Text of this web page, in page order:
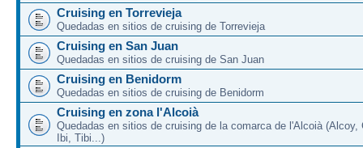
Cruising en Torrevieja
Quedadas en sitios de cruising de Torrevieja
Cruising en San Juan
Quedadas en sitios de cruising de San Juan
Cruising en Benidorm
Quedadas en sitios de cruising de Benidorm
Cruising en zona l'Alcoià
Quedadas en sitios de cruising de la comarca de l'Alcoià (Alcoy,
Ibi, Tibi...)